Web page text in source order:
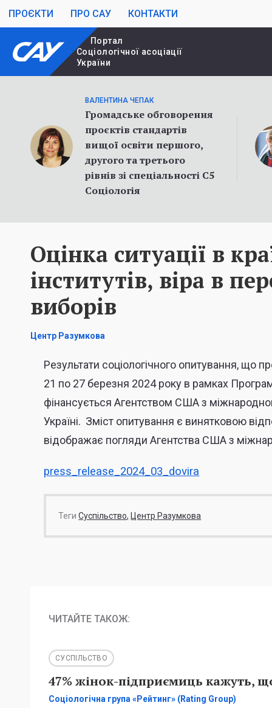
ПРОЄКТИ ПРО САУ КОНТАКТИ
Портал
Cоціологічної асоціації
України
ВАЛЕНТИНА ЧЕПАК
Громадське обговорення
проєктів стандартів
вищої освіти першого,
другого та третього
рівнів зі спеціальності С5
Соціологія
Оцінка ситуації в
інститутів, віра в
виборів
Центр Разумкова
Результати соціологічного опитування,
21 по 27 березня 2024 року в рамках
фінансується Агентством США з
Україні. Зміст опитування є винятковою
відображає погляди Агентства США з
press_release_2024_03_dovira
Теги Суспільство Центр Разумкова
ЧИТАЙТЕ ТАКОЖ:
СУСПІЛЬСТВО
47% жінок-підприємиць кажуть,
Соціологічна група «Рейтинг» (Rating Group)